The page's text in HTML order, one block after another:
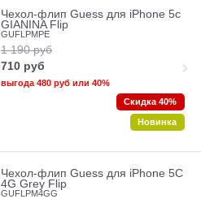
Чехол-флип Guess для iPhone 5c
GIANINA Flip
GUFLPMPE
1 190 руб
710 руб
выгода 480 рубили 40%
Скидка 40%
Новинка
Чехол-флип Guess для iPhone 5C
4G Grey Flip
GUFLPM4GG